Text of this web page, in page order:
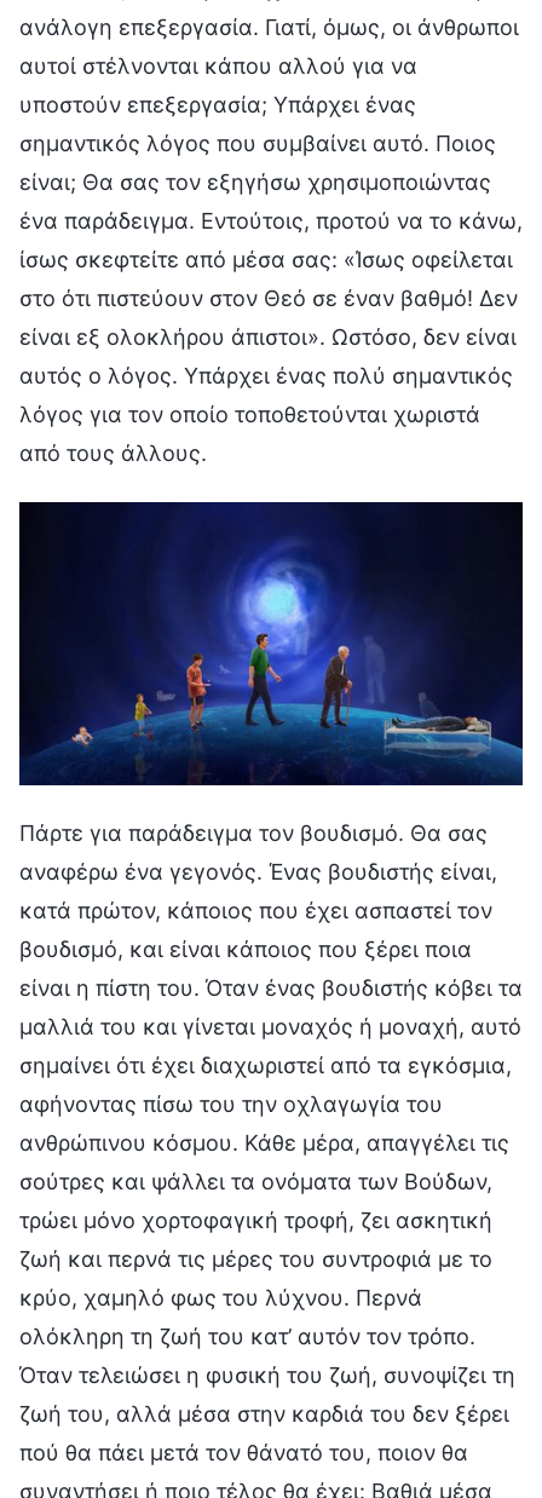
ανάλογη επεξεργασία. Γιατί, όμως, οι άνθρωποι
αυτοί στέλνονται κάπου αλλού για να
υποστούν επεξεργασία; Υπάρχει ένας
σημαντικός λόγος που συμβαίνει αυτό. Ποιος
είναι; Θα σας τον εξηγήσω χρησιμοποιώντας
ένα παράδειγμα. Εντούτοις, προτού να το κάνω,
ίσως σκεφτείτε από μέσα σας: «Ίσως οφείλεται
στο ότι πιστεύουν στον Θεό σε έναν βαθμό! Δεν
είναι εξ ολοκλήρου άπιστοι». Ωστόσο, δεν είναι
αυτός ο λόγος. Υπάρχει ένας πολύ σημαντικός
λόγος για τον οποίο τοποθετούνται χωριστά
από τους άλλους.
Πάρτε για παράδειγμα τον βουδισμό. Θα σας
αναφέρω ένα γεγονός. Ένας βουδιστής είναι,
κατά πρώτον, κάποιος που έχει ασπαστεί τον
βουδισμό, και είναι κάποιος που ξέρει ποια
είναι η πίστη του. Όταν ένας βουδιστής κόβει τα
μαλλιά του και γίνεται μοναχός ή μοναχή, αυτό
σημαίνει ότι έχει διαχωριστεί από τα εγκόσμια,
αφήνοντας πίσω του την οχλαγωγία του
ανθρώπινου κόσμου. Κάθε μέρα, απαγγέλει τις
σούτρες και ψάλλει τα ονόματα των Βούδων,
τρώει μόνο χορτοφαγική τροφή, ζει ασκητική
ζωή και περνά τις μέρες του συντροφιά με το
κρύο, χαμηλό φως του λύχνου. Περνά
ολόκληρη τη ζωή του κατ’ αυτόν τον τρόπο.
Όταν τελειώσει η φυσική του ζωή, συνοψίζει τη
ζωή του, αλλά μέσα στην καρδιά του δεν ξέρει
πού θα πάει μετά τον θάνατό του, ποιον θα
συναντήσει ή ποιο τέλος θα έχει: Βαθιά μέσα